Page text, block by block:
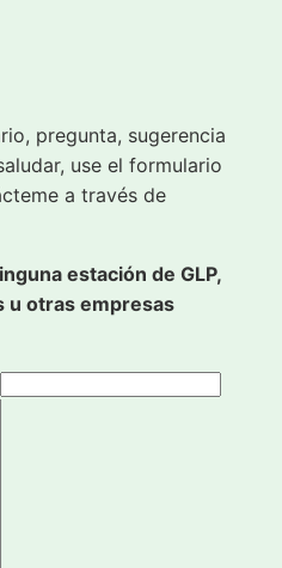
pregunta, sugerencia
use el formulario
a través de
estación de GLP,
u otras empresas